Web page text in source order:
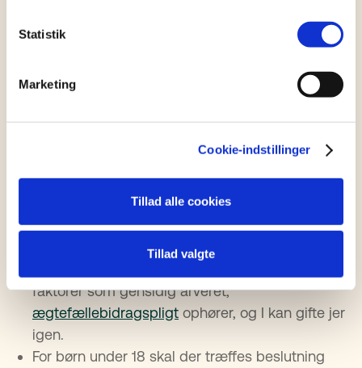
Statistik
Marketing
Cookie-indstillinger
Tillad alle cookies
Tillad valgte
pension, køretøjer og andre værdier. Har I en
t, påvirker den fordelingen. Det er derfor
vigtigt at have styr på papirarbejdet og få eventuel
Juridiske konsekvenser af at blive skilt​
Skilsmisse har en række juridiske konsekvenser I
faktorer som gensidig arveret,
ægtefællebidragspligt ophører, og I kan gifte jer
igen.
For børn under 18 skal der træffes beslutning